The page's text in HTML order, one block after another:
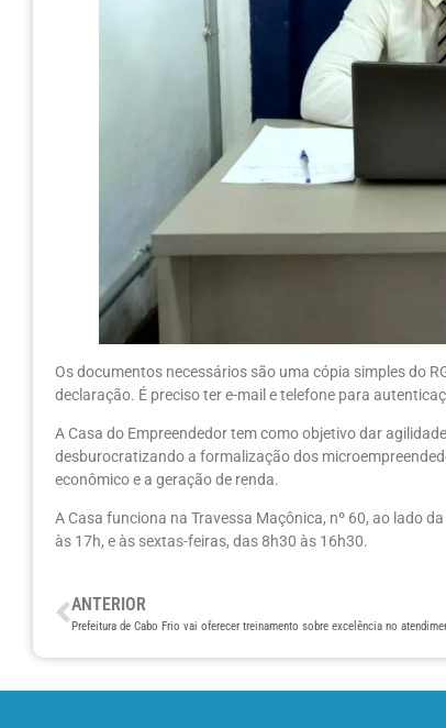
Os documentos necessários são uma cópia simples do
declaração. É preciso ter e-mail e telefone para
A Casa do Empreendedor tem como objetivo dar
desburocratizando a formalização dos
econômico e a geração de renda.
A Casa funciona na Travessa Maçônica, nº 60, ao lado
às 17h, e às sextas-feiras, das 8h30 às 16h30.
ANTERIOR